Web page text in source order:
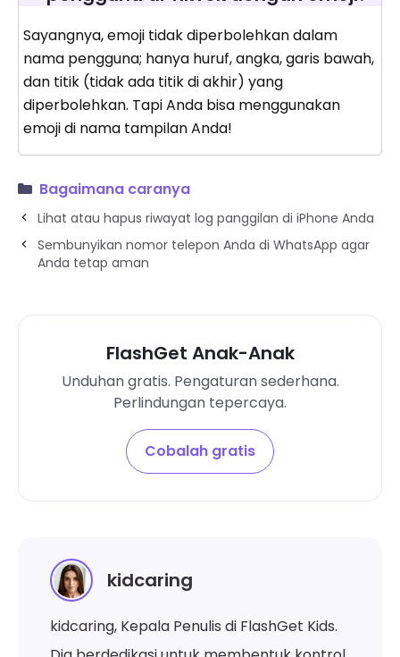
Sayangnya, emoji tidak diperbolehkan dalam
nama pengguna; hanya huruf, angka, garis bawah,
dan titik (tidak ada titik di akhir) yang
diperbolehkan. Tapi Anda bisa menggunakan
emoji di nama tampilan Anda!
Bagaimana caranya
Lihat atau hapus riwayat log panggilan di iPhone Anda
Sembunyikan nomor telepon Anda di WhatsApp agar
Anda tetap aman
FlashGet Anak-Anak
Unduhan gratis. Pengaturan sederhana.
Perlindungan tepercaya.
Cobalah gratis
kidcaring
kidcaring, Kepala Penulis di FlashGet Kids.